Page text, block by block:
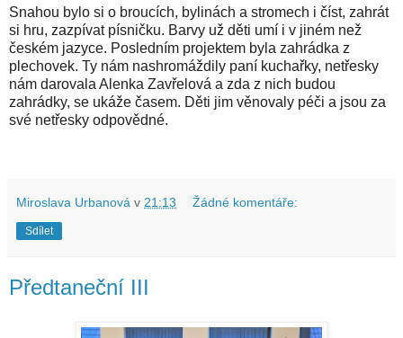
Snahou bylo si o broucích, bylinách a stromech i číst, zahrát
si hru, zazpívat písničku. Barvy už děti umí i v jiném než
českém jazyce. Posledním projektem byla zahrádka z
plechovek. Ty nám nashromáždily paní kuchařky, netřesky
nám darovala Alenka Zavřelová a zda z nich budou
zahrádky, se ukáže časem. Děti jim věnovaly péči a jsou za
své netřesky odpovědné.
Miroslava Urbanová v 21:13 Žádné komentáře:
Sdílet
Předtaneční III